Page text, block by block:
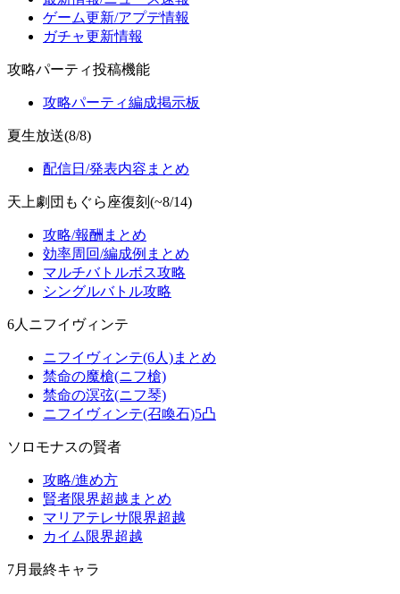
ゲーム更新/アプデ情報
ガチャ更新情報
攻略パーティ投稿機能
攻略パーティ編成掲示板
夏生放送(8/8)
配信日/発表内容まとめ
天上劇団もぐら座復刻(~8/14)
攻略/報酬まとめ
効率周回/編成例まとめ
マルチバトルボス攻略
シングルバトル攻略
6人ニフイヴィンテ
ニフイヴィンテ(6人)まとめ
禁命の魔槍(ニフ槍)
禁命の溟弦(ニフ琴)
ニフイヴィンテ(召喚石)5凸
ソロモナスの賢者
攻略/進め方
賢者限界超越まとめ
マリアテレサ限界超越
カイム限界超越
7月最終キャラ